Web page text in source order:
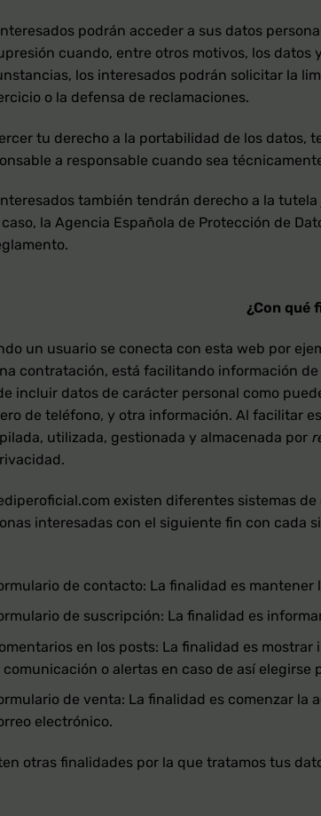
podrán acceder a sus datos
cuando, entre otros motivos, los
los interesados podrán solicitar la
o la defensa de reclamaciones.
tu derecho a la portabilidad de los datos,
a responsable cuando sea
también tendrán derecho a la
la Agencia Española de Protección de
¿Con qué
un usuario se conecta con esta web por
contratación, está facilitando información
incluir datos de carácter personal como
de teléfono, y otra información. Al facilitar
utilizada, gestionada y almacenada por
existen diferentes sistemas
interesadas con el siguiente fin con cada
de contacto: La finalidad es
de suscripción: La finalidad es
en los posts: La finalidad es
comunicación o alertas en caso de así elegirse
de venta: La finalidad es comenzar
electrónico.
otras finalidades por la que tratamos tus